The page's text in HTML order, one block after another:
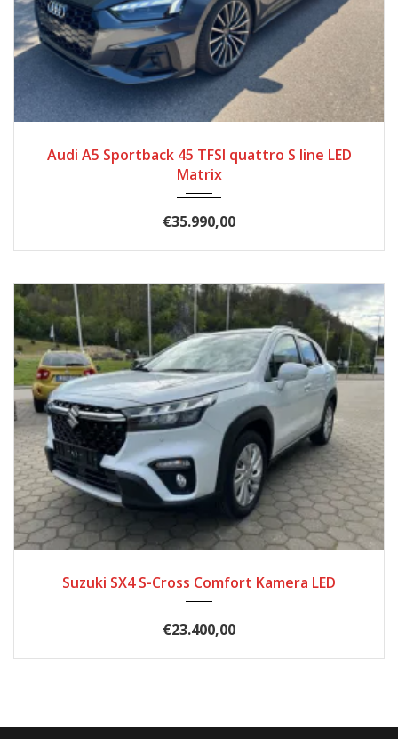
Audi A5 Sportback 45 TFSI quattro S line LED
Matrix
€35.990,00
Suzuki SX4 S-Cross Comfort Kamera LED
€23.400,00